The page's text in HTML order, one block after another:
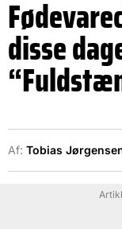
disse
Af: Tobias